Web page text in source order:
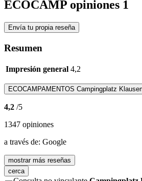
ECOCAMP opiniones 1
Envía tu propia reseña
Resumen
Impresión general 4,2
ECOCAMPAMENTOS Campingplatz
4,2 /5
1347 opiniones
a través de: Google
mostrar más reseñas
cerca